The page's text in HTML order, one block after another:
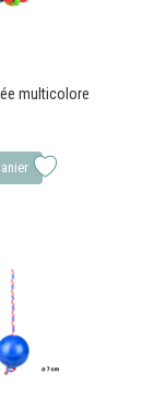
multicolore